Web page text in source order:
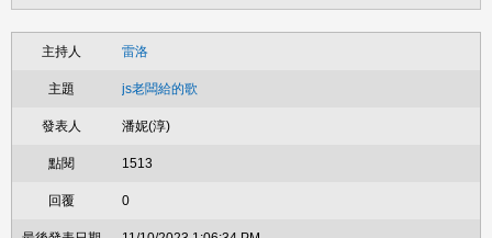
雷洛
js老闆給的歌
潘妮(淳)
1513
0